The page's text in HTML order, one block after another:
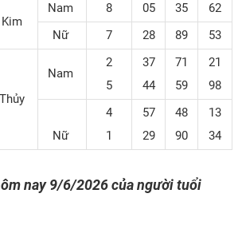
Kim
Nam 8 05 35
62
Nữ
7 28 89 53
Thủy
Nam
2
5
37
44
71
59
21
98
Nữ
4
1
57
29
48
90
13
34
nay9/6/2026 của người tuổi